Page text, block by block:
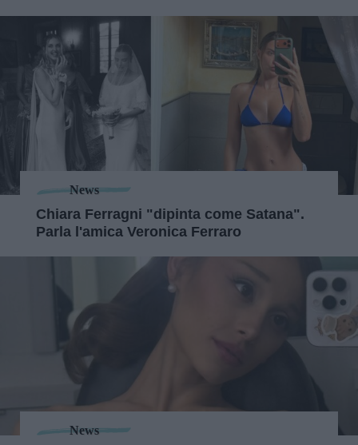
News
Chiara Ferragni "dipinta come Satana".
Parla l'amica Veronica Ferraro
News